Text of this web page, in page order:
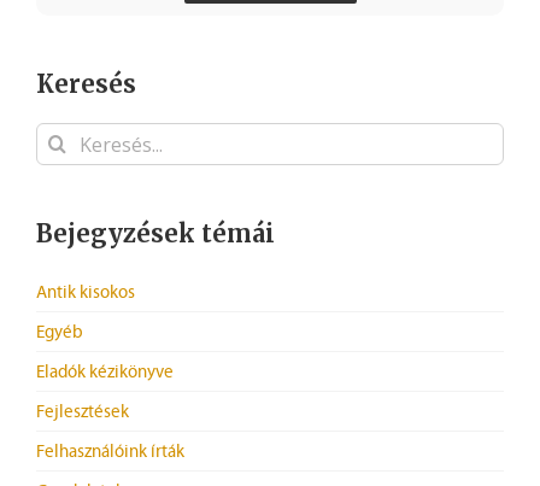
Keresés
Keresés...
Bejegyzések témái
Antik kisokos
Egyéb
Eladók kézikönyve
Fejlesztések
Felhasználóink írták